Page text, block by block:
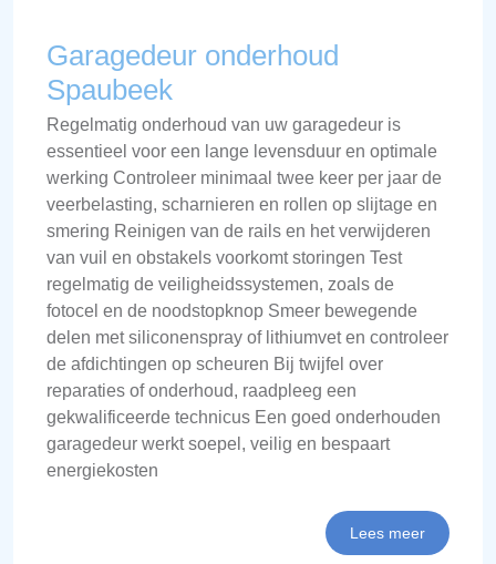
Garagedeur onderhoud
Spaubeek
Regelmatig onderhoud van uw garagedeur is
essentieel voor een lange levensduur en optimale
werking Controleer minimaal twee keer per jaar de
veerbelasting, scharnieren en rollen op slijtage en
smering Reinigen van de rails en het verwijderen
van vuil en obstakels voorkomt storingen Test
regelmatig de veiligheidssystemen, zoals de
fotocel en de noodstopknop Smeer bewegende
delen met siliconenspray of lithiumvet en controleer
de afdichtingen op scheuren Bij twijfel over
reparaties of onderhoud, raadpleeg een
gekwalificeerde technicus Een goed onderhouden
garagedeur werkt soepel, veilig en bespaart
energiekosten
Lees meer